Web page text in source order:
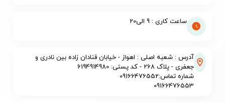
ساعت کاری : 9 الی20
آدرس : شعبه اصلی : اهواز - خیابان قنادان زاده بین نادری و
جعفری - پلاک 268 - کد پستی: 6194914980
شماره تماس:09166476552
09166476553